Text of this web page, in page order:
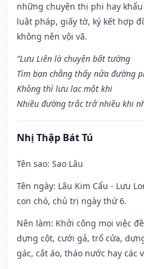
những chuyện thị phi hay
luật pháp, giấy tờ, ký kết hợp
không nên vội vã.
“Lưu Liên là chuyện bất tường
Tìm bạn chẳng thấy nửa đường
Không thì lưu lạc một khi
Nhiều đường trắc trở nhiều khi
Nhị Thập Bát Tú
Tên sao: Sao Lâu
Tên ngày: Lâu Kim Cẩu - Lưu
con chó, chủ trị ngày thứ 6.
Nên làm: Khởi công mọi việc
dựng cột, cưới gả, trổ cửa,
gác, cắt áo, tháo nước hay các